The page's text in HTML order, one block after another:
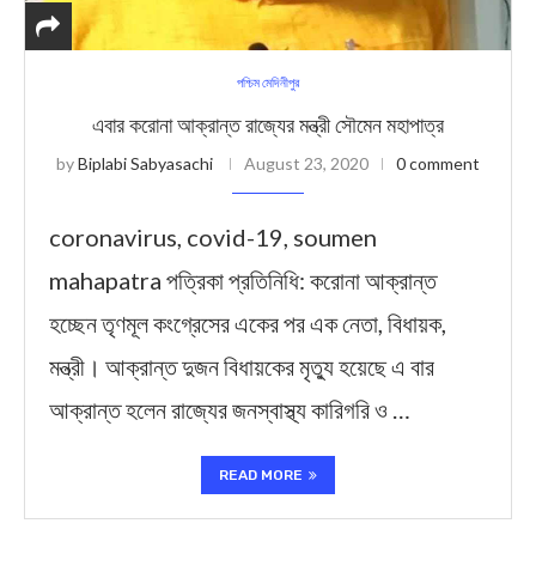
পশ্চিম মেদিনীপুর
এবার করোনা আক্রান্ত রাজ্যের মন্ত্রী সৌমেন মহাপাত্র
byBiplabi Sabyasachi August 23, 2020 0 comment
coronavirus, covid-19, soumen
mahapatra পত্রিকা প্রতিনিধি: করোনা আক্রান্ত
হচ্ছেন তৃণমূল কংগ্রেসের একের পর এক নেতা, বিধায়ক,
মন্ত্রী। আক্রান্ত দুজন বিধায়কের মৃত্যু হয়েছে এ বার
আক্রান্ত হলেন রাজ্যের জনস্বাস্থ্য কারিগরি ও …
READ MORE